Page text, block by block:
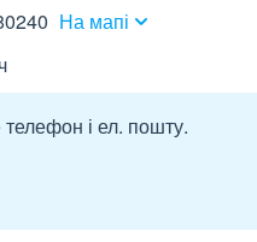
На мапі
телефон і ел. пошту.